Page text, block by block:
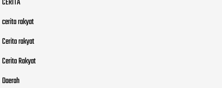
cerita rakyat
Cerita rakyat
Cerita Rakyat
Daerah